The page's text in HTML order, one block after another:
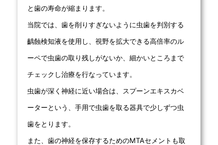
と歯の寿命が縮まります。
当院では、歯を削りすぎないように虫歯を判別する
齲蝕検知液を使用し、視野を拡大できる高倍率のル
ーペで虫歯の取り残しがないか、細かいところまで
チェックし治療を行なっています。
虫歯が深く神経に近い場合は、スプーンエキスカベ
ーターという、手用で虫歯を取る器具で少しずつ虫
歯をとります。
また、歯の神経を保存するためのMTAセメントも取